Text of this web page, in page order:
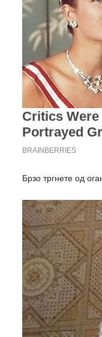
Брзо тргнете од